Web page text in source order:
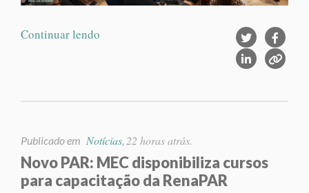
Continuar lendo
Publicado em Notícias, 22 horas atrás.
Novo PAR: MEC disponibiliza cursos
para capacitação da RenaPAR